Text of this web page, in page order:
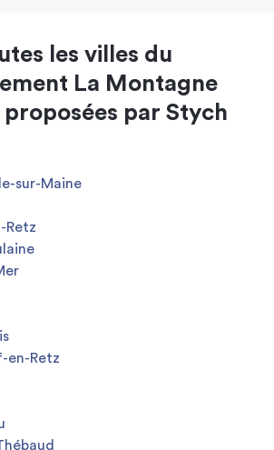
les villes du
La Montagne
par Stych
sur-Maine
Retz
en-Retz